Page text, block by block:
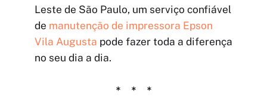
Leste de São Paulo, um serviço confiável
de manutenção de impressora Epson
Vila Augusta pode fazer toda a diferença
no seu dia a dia.